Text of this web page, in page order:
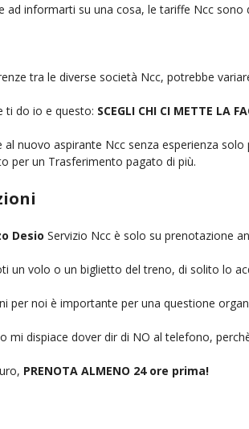
ad informarti su una cosa, le tariffe Ncc
tra le diverse società Ncc, potrebbe
ti do io e questo: SCEGLI CHI CI METTE LA
nuovo aspirante Ncc senza esperienza
per un Trasferimento pagato di più.
Desio Servizio Ncc è solo su prenotazione
un volo o un biglietto del treno, di solito lo
per noi è importante per una questione
mi dispiace dover dir di NO al telefono,
PRENOTA ALMENO 24 ore prima!